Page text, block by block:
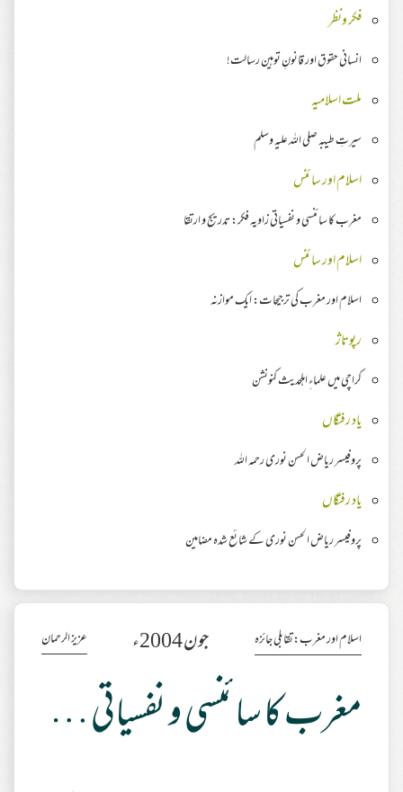
فکر ونظر
انسانی حقوق اور قانونِ توہین رسالت!
ملت اسلامیہ
سیرتِ طیبہ صلی اللہ علیہ وسلم
اسلام اور سائنس
مغرب کا سائنسی و نفسیاتی زاویہ فکر: تدریج و ارتقا
اسلام اور سائنس
اسلام اور مغرب کی ترجیحات: ایک موازنہ
رپوتاژ
کراچی میں علماءِ اہلحدیث کنونشن
یاد رفتگاں
پروفیسر ریاض الحسن نوری رحمہ اللہ
یاد رفتگاں
پروفیسر ریاض الحسن نوری کے شائع شدہ مضامین
اسلام اور مغرب:تقابلی جائزہ جون 2004ء عزیز الرحمان
مغرب کا سائنسی و نفسیاتی زاویہ فکر: تدریج و ارتقا